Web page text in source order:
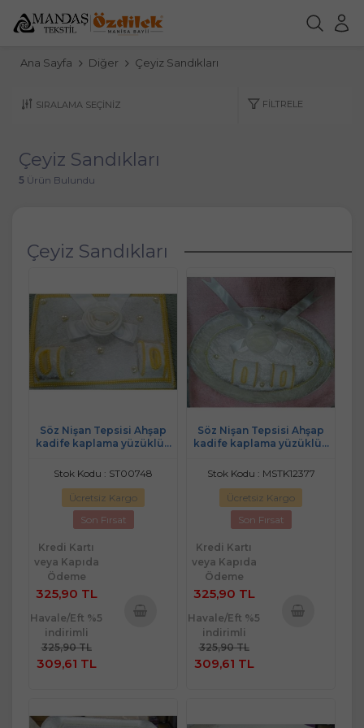
Ana Sayfa Diğer Çeyiz Sandıkları
FILTRELE
Çeyiz Sandıkları
5 Ürün Bulundu
Çeyiz Sandıkları
Söz Nişan Tepsisi Ahşap
kadife kaplama yüzüklük
Stok Kodu : ST00748
Ücretsiz Kargo
Son Fırsat
Kredi Kartı
veya Kapıda
Ödeme
325,90 TL
Havale/Eft %5
indirimli
325,90 TL
309,61 TL
Söz Nişan Tepsisi Ahşap
kadife kaplama yüzüklük
Stok Kodu : MSTK12377
Ücretsiz Kargo
Son Fırsat
Kredi Kartı
veya Kapıda
Ödeme
325,90 TL
Havale/Eft %5
indirimli
325,90 TL
309,61 TL